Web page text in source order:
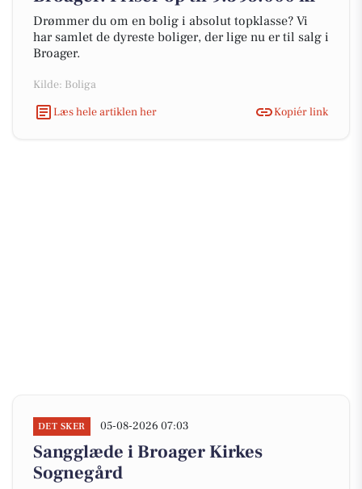
Drømmer du om en bolig i absolut topklasse? Vi
har samlet de dyreste boliger, der lige nu er til salg i
Broager.
Kilde: Boliga
Læs hele artiklen her
Kopiér link
DET SKER 05-08-2026 07:03
Sangglæde i Broager Kirkes
Sognegård